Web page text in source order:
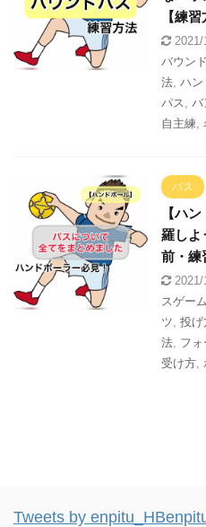
【練
2021/
バウン
法, ハン
パス, バ
自主練,
パス
【ハ
羅しよ
前・練
2021/
スゲーム
ツ, 投げ
法, フォ
受け方,
Tweets by